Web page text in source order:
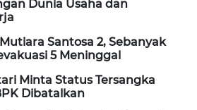
Dunia Usaha dan
Santosa 2, Sebanyak
5 Meninggal
Minta Status Tersangka
Dibatalkan